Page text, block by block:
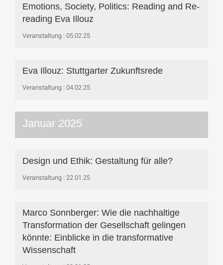
Emotions, Society, Politics: Reading and Re-
reading Eva Illouz
Veranstaltung 05.02.25
Eva Illouz: Stuttgarter Zukunftsrede
Veranstaltung 04.02.25
Januar 2025
Design und Ethik: Gestaltung für alle?
Veranstaltung 22.01.25
Marco Sonnberger: Wie die nachhaltige
Transformation der Gesellschaft gelingen
könnte: Einblicke in die transformative
Wissenschaft